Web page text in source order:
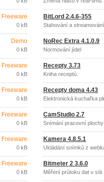
Freeware
0 kB
Demo
0 kB
Freeware
0 kB
Freeware
0 kB
Freeware
0 kB
Freeware
0 kB
Freeware
0 kB
BitLord 2.4.6-355
Stahování a
NoRec Extra 4.1.0.9
Normování jídel
Recepty 3.73
Kniha receptů.
Recepty doma 4.43
Elektronická kuchařka
CamStudio 2.7
Snímání pracovní plochy
Kamera 4.8.5.1
Ukládání snímků z
Bitmeter 2 3.6.0
Měření průtoku dat v síti